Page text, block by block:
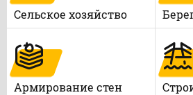
Сельское хозяйство
Армирование стен